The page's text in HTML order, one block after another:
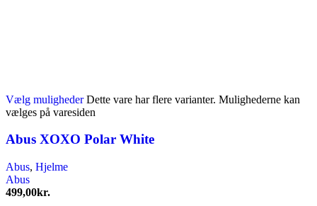
Vælg muligheder Dette vare har flere varianter. Mulighederne kan
vælges på varesiden
Abus XOXO Polar White
Abus, Hjelme
Abus
499,00kr.